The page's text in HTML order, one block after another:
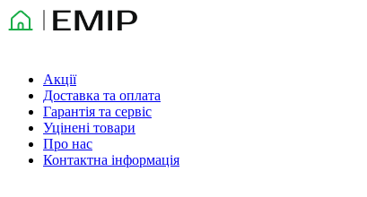
Акції
Доставка та оплата
Гарантія та сервіс
Уцінені товари
Про нас
Контактна інформація